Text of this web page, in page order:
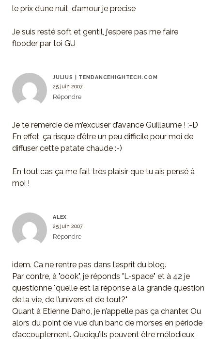
le prix d’une nuit, d’amour je precise
Je suis resté soft et gentil, j’espere pas me faire
flooder par toi GU
JULIUS | TENDANCEHIGHTECH.COM
25 juin 2007
Répondre
Je te remercie de m’excuser d’avance Guillaume ! :-D
En effet, ça risque d’être un peu difficile pour moi de
diffuser cette patate chaude :-)
En tout cas ça me fait très plaisir que tu ais pensé à
moi !
ALEX
25 juin 2007
Répondre
idem. Ca ne rentre pas dans l’esprit du blog.
Par contre, à "oook", je réponds "L-space" et à 42 je
questionne "quelle est la réponse à la grande question
de la vie, de l’univers et de tout?"
Quant à Etienne Daho, je n’appelle pas ça chanter. Ou
alors du point de vue d’un banc de morses en période
d’accouplement. Quoiqu’ils peuvent être mélodieux,